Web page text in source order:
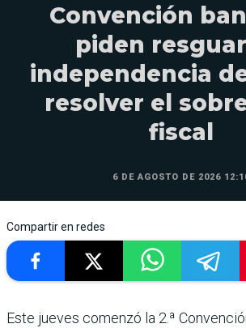
Convención
piden
independencia
resolver el
fiscal
6 DE AGOSTO DE 2026
Compartir en redes
Este jueves comenzó la 2.ª